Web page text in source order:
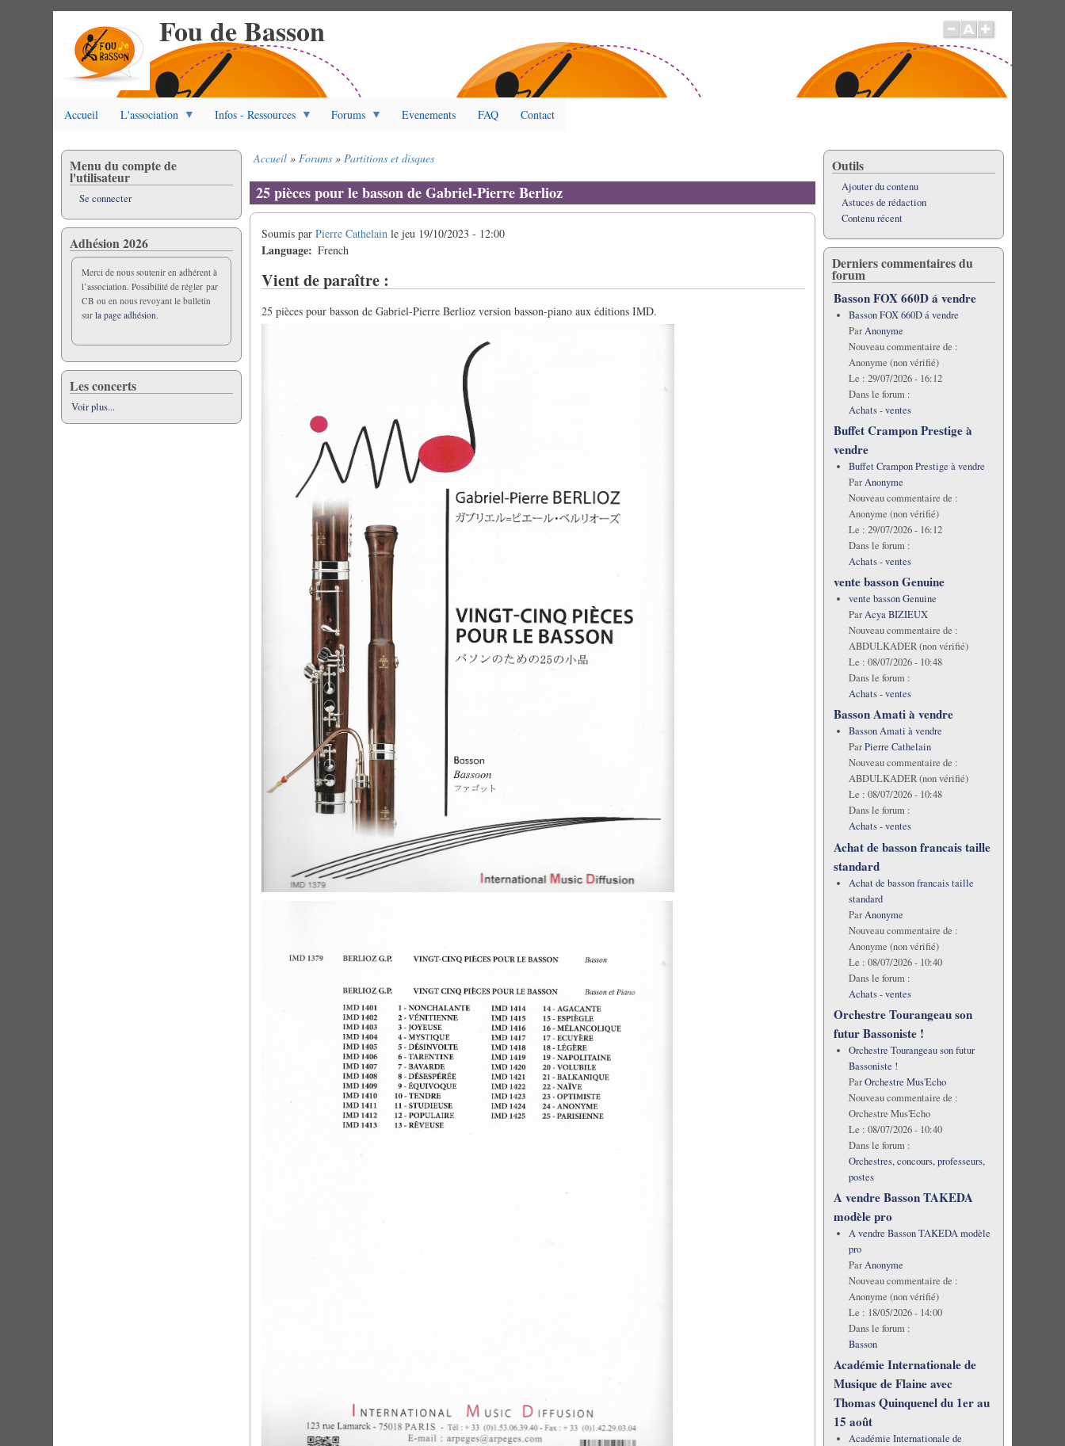
Fou de Basson
Accueil L'association Infos - Ressources Forums Evenements FAQ Contact
d'Ariane
Accueil Forums Partitions et disques
25 pièces pour le basson de Gabriel-Pierre Berlioz
Soumis parPierre Cathelain lejeu 19/10/2023 - 12:00
Language French
Vient de paraître :
25 pièces pour basson de Gabriel-Pierre Berlioz version basson-piano aux éditions IMD.
Menu du compte de
l'utilisateur
Se connecter
Adhésion 2026
Merci de nous soutenir en adhérent à
l’association. Possibilité de régler par
CB ou en nous revoyant le bulletin
surla page adhésion.
Les concerts
Voir plus...
Outils
Ajouter du contenu
Astuces de rédaction
Contenu récent
Derniers commentaires du
forum
Basson FOX 660D á vendre
Basson FOX 660D á vendre
ParAnonyme
Nouveau commentaire de :
Anonyme (non vérifié)
Le : 29/07/2026 - 16:12
Dans le forum :
Achats - ventes
Buffet Crampon Prestige à
vendre
Buffet Crampon Prestige à vendre
ParAnonyme
Nouveau commentaire de :
Anonyme (non vérifié)
Le : 29/07/2026 - 16:12
Dans le forum :
Achats - ventes
vente basson Genuine
vente basson Genuine
ParAcya BIZIEUX
Nouveau commentaire de :
ABDULKADER (non vérifié)
Le : 08/07/2026 - 10:48
Dans le forum :
Achats - ventes
Basson Amati à vendre
Basson Amati à vendre
ParPierre Cathelain
Nouveau commentaire de :
ABDULKADER (non vérifié)
Le : 08/07/2026 - 10:48
Dans le forum :
Achats - ventes
Achat de basson francais taille
standard
Achat de basson francais taille
standard
ParAnonyme
Nouveau commentaire de :
Anonyme (non vérifié)
Le : 08/07/2026 - 10:40
Dans le forum :
Achats - ventes
Orchestre Tourangeau son
futur Bassoniste !
Orchestre Tourangeau son futur
Bassoniste !
ParOrchestre Mus'Echo
Nouveau commentaire de :
Orchestre Mus'Echo
Le : 08/07/2026 - 10:40
Dans le forum :
Orchestres, concours, professeurs,
postes
A vendre Basson TAKEDA
modèle pro
A vendre Basson TAKEDA modèle
pro
ParAnonyme
Nouveau commentaire de :
Anonyme (non vérifié)
Le : 18/05/2026 - 14:00
Dans le forum :
Basson
Académie Internationale de
Musique de Flaine avec
Thomas Quinquenel du 1er au
15 août
Académie Internationale de